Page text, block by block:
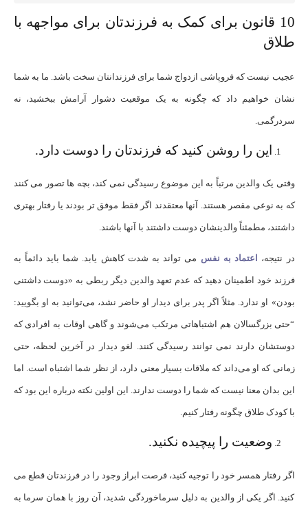
10 قانون برای کمک به فرزندتان برای مواجهه با
طلاق
عجیب نیست که فروپاشی ازدواج شما برای فرزندانتان سخت باشد. ما به شما
نشان خواهیم داد که چگونه به یک موقعیت دشوار آرامش ببخشید، نه
سردرگمی.
این را روشن کنید که فرزندتان را دوست دارد.
وقتی یک والدین مرتباً به این موضوع رسیدگی نمی کند، بچه ها تصور می کنند
که به نوعی مقصر هستند. آنها معتقدند اگر فقط موفق تر بودند یا رفتار بهتری
داشتند، مطمئناً والدینشان دوست داشتند با آنها باشند.
در نتیجه، اعتماد به نفس می تواند به شدت کاهش یابد. شما باید دائماً به
فرزند خود اطمینان دهید که عدم تعهد والدین دیگر ربطی به «دوست داشتنی
بودن» او ندارد. مثلاً اگر پدر برای دیدار او حاضر نشد، می‌توانید به او بگویید:
“حتی بزرگسالان هم اشتباهاتی مرتکب می‌شوند و گاهی اوقات به افرادی که
دوستشان دارند نمی توانند رسیدگی کنند. لغو دیدار در آخرین لحظه، حتی
زمانی که او می‌داند که ملاقات بسیار معنی دارد، از نظر شما اشتباه است. اما
این بدان معنا نیست که شما را دوست ندارند. این اولین نکته درباره این بود که
با کودک طلاق چگونه رفتار کنیم.
وضعیت را پیچیده نکنید.
اگر رفتار همسر خود را توجیه کنید، فرصت ابراز وجود را در فرزندتان قطع می
کنید. اگر یکی از والدین به دلیل سرماخوردگی شدید، آن روز با همان سرما به